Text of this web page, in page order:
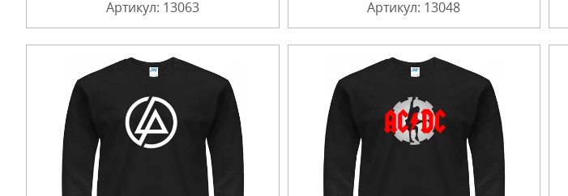
Артикул: 13063 Артикул: 13048